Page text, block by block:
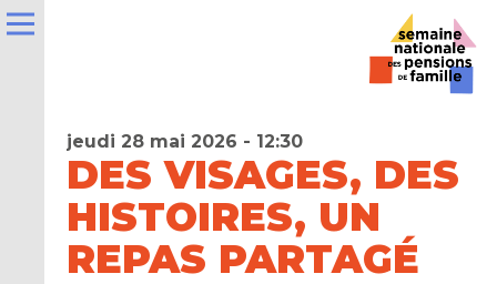
jeudi 28 mai 2026 - 12:30
DES VISAGES, DES
HISTOIRES, UN
REPAS PARTAGÉ